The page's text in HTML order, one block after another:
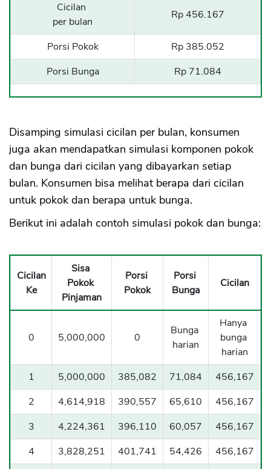
Cicilan
per bulan
Rp 456.167
Porsi Pokok
Rp 385.052
Porsi Bunga
Rp 71.084
Disamping simulasi cicilan per bulan, konsumen
juga akan mendapatkan simulasi komponen pokok
dan bunga dari cicilan yang dibayarkan setiap
bulan. Konsumen bisa melihat berapa dari cicilan
untuk pokok dan berapa untuk bunga.
Berikut ini adalah contoh simulasi pokok dan bunga:
Cicilan
Ke
Sisa
Pokok
Pinjaman
Porsi
Pokok
Porsi
Bunga
Cicilan
0 5,000,000 0
Bunga
harian
Hanya
bunga
harian
1
5,000,000 385,082 71,084
456,167
2
4,614,918 390,557 65,610
456,167
3
4,224,361 396,110 60,057
456,167
4
3,828,251 401,741 54,426
456,167